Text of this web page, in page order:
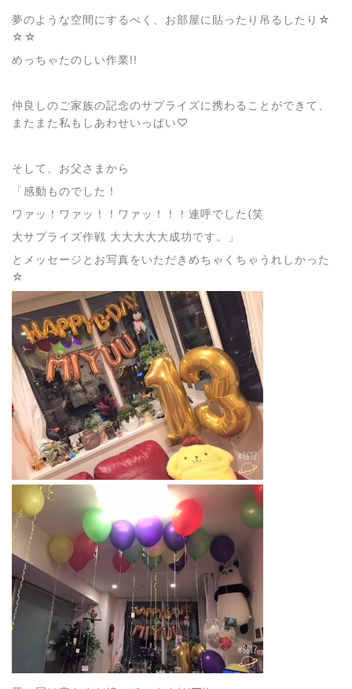
夢のような空間にするべく、お部屋に貼ったり吊るしたり☆
☆☆
めっちゃたのしい作業!!
仲良しのご家族の記念のサプライズに携わることができて、
またまた私もしあわせいっぱい♡
そして、お父さまから
「感動ものでした！
ワァッ！ワァッ！！ワァッ！！！連呼でした (笑
大サプライズ作戦 大大大大大成功です。」
とメッセージとお写真をいただきめちゃくちゃうれしかった
☆